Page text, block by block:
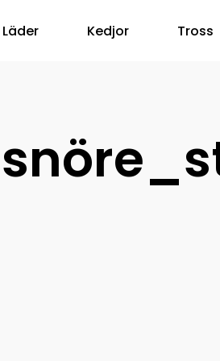
Läder Kedjor Tross